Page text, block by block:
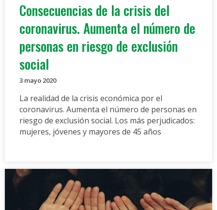
Consecuencias de la crisis del
coronavirus. Aumenta el número de
personas en riesgo de exclusión
social
3 mayo 2020
La realidad de la crisis económica por el
coronavirus. Aumenta el número de personas en
riesgo de exclusión social. Los más perjudicados:
mujeres, jóvenes y mayores de 45 años